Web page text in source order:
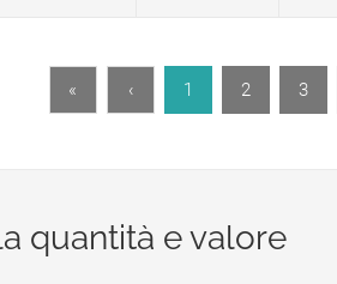
« ‹ 1 2 3
quantità e valore